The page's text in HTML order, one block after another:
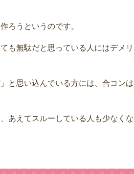
ろうというのです。
も無駄だと思っている人にはデメリ
と思い込んでいる方には、合コンは
あえてスルーしている人も少なくな